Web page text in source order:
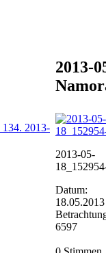
134. 2013-
2013-
2013-05-
Datum:
18.05.2013
6597